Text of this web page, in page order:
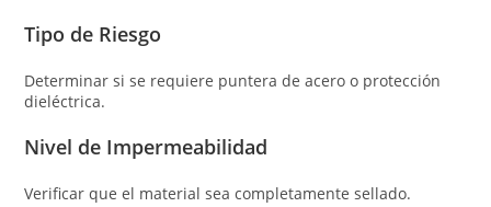
Tipo de Riesgo
Determinar si se requiere puntera de acero o protección
dieléctrica.
Nivel de Impermeabilidad
Verificar que el material sea completamente sellado.